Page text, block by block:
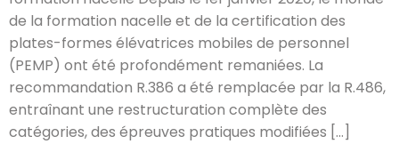
de la formation nacelle et de la certification des
plates-formes élévatrices mobiles de personnel
(PEMP) ont été profondément remaniées. La
recommandation R.386 a été remplacée par la R.486,
entraînant une restructuration complète des
catégories, des épreuves pratiques modifiées […]